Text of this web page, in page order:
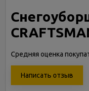
Средняя оценка
Написать отзыв